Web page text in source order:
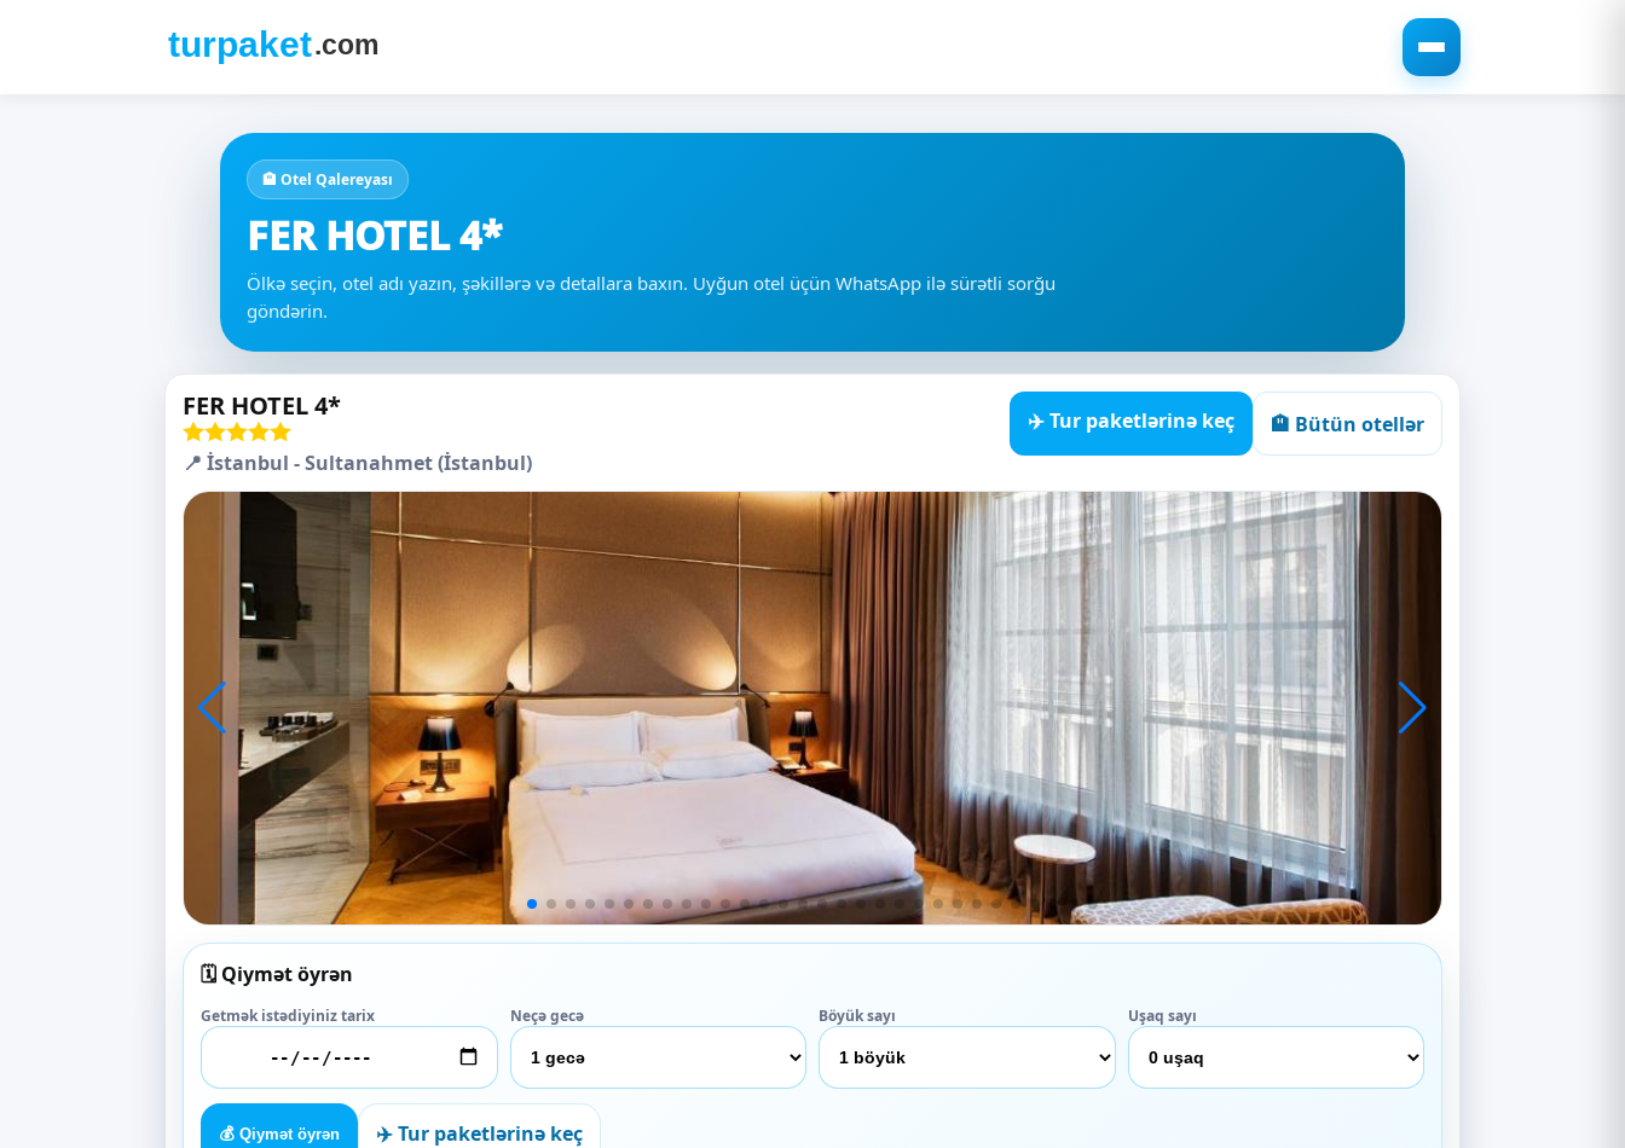
🏨 Otel Qalereyası
FER HOTEL 4*
Ölkə seçin, otel adı yazın, şəkillərə və detallara baxın. Uyğun otel üçün WhatsApp ilə sürətli sorğu
göndərin.
FER HOTEL 4*
📍 İstanbul - Sultanahmet (İstanbul)
✈️ Tur paketlərinə keç 🏨 Bütün otellər
🗓️ Qiymət öyrən
Getmək istədiyiniz tarix Neçə gecə Böyük sayı Uşaq sayı
💰 Qiymət öyrən ✈️ Tur paketlərinə keç